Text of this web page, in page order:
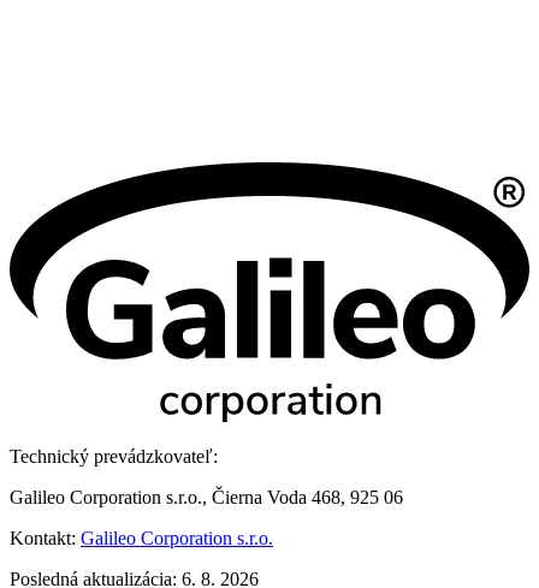
Technický prevádzkovateľ:
Galileo Corporation s.r.o., Čierna Voda 468, 925 06
Kontakt: Galileo Corporation s.r.o.
Posledná aktualizácia: 6. 8. 2026